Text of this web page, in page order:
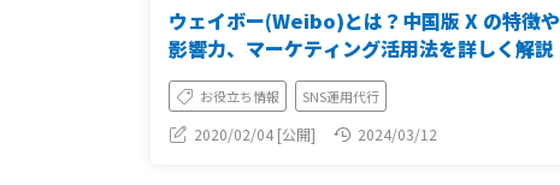
ウェイボー(Weibo)とは？中国版 X の特徴や
影響力、マーケティング活用法を詳しく解説
お役立ち情報 SNS運用代行
2020/02/04 [公開] 2024/03/12